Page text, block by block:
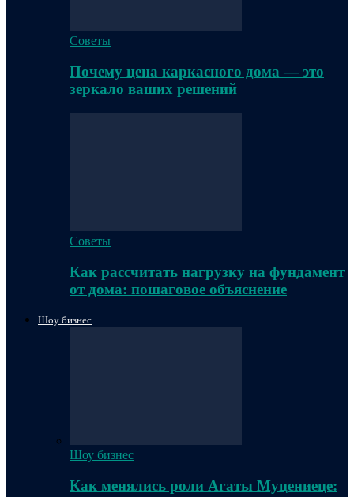
Советы
Почему цена каркасного дома — это
зеркало ваших решений
Советы
Как рассчитать нагрузку на фундамент
от дома: пошаговое объяснение
Шоу бизнес
Шоу бизнес
Как менялись роли Агаты Муцениеце: